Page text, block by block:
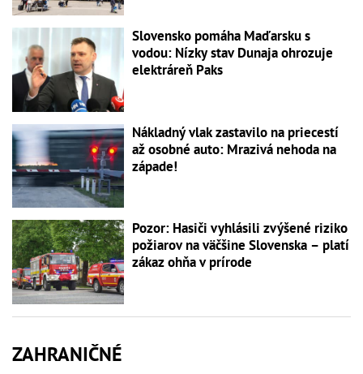
Slovensko pomáha Maďarsku s
vodou: Nízky stav Dunaja ohrozuje
elektráreň Paks
Nákladný vlak zastavilo na priecestí
až osobné auto: Mrazivá nehoda na
západe!
Pozor: Hasiči vyhlásili zvýšené riziko
požiarov na väčšine Slovenska – platí
zákaz ohňa v prírode
ZAHRANIČNÉ